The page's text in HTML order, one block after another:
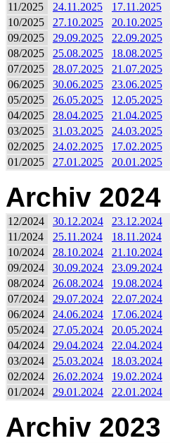
11/2025
24.11.2025 17.11.2025
10/2025
27.10.2025 20.10.2025
09/2025
29.09.2025 22.09.2025
08/2025
25.08.2025 18.08.2025
07/2025
28.07.2025 21.07.2025
06/2025
30.06.2025 23.06.2025
05/2025
26.05.2025 12.05.2025
04/2025
28.04.2025 21.04.2025
03/2025
31.03.2025 24.03.2025
02/2025
24.02.2025 17.02.2025
01/2025
27.01.2025 20.01.2025
Archiv 2024
12/2024 30.12.2024 23.12.2024
11/2024
25.11.2024 18.11.2024
10/2024
28.10.2024 21.10.2024
09/2024
30.09.2024 23.09.2024
08/2024
26.08.2024 19.08.2024
07/2024
29.07.2024 22.07.2024
06/2024
24.06.2024 17.06.2024
05/2024
27.05.2024 20.05.2024
04/2024
29.04.2024 22.04.2024
03/2024
25.03.2024 18.03.2024
02/2024
26.02.2024 19.02.2024
01/2024
29.01.2024 22.01.2024
Archiv 2023